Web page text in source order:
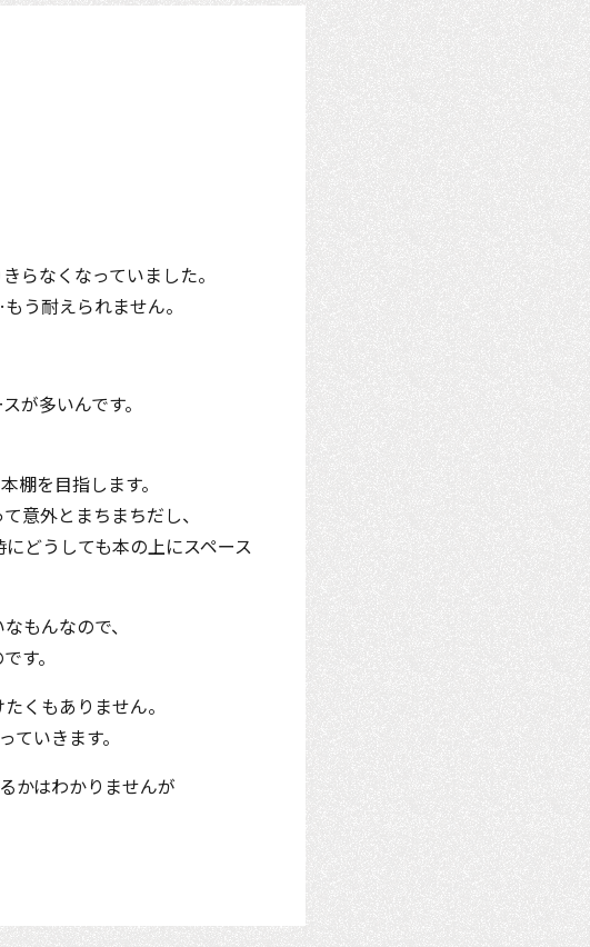
らなくなっていました。
う耐えられません。
が多いんです。
棚を目指します。
意外とまちまちだし、
どうしても本の上にスペース
もんなので、
す。
くもありません。
いきます。
かはわかりませんが